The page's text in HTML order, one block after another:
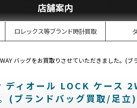
店舗案内
ロレックス等ブランド時計買取
バッグをお買取りさせていただきました。(ブ
ィオール LOCK ケース
(ブランドバッグ買取/足立)